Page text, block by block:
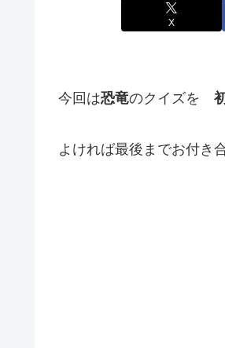
X
今回は恐竜のクイズを
よければ最後までお付き